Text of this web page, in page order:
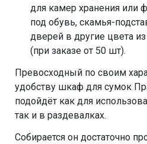
для камер хранения или
под обувь, скамья-
дверей в другие цвета
(при заказе от 50 шт).
Превосходный по своим
удобству шкаф для сумок
подойдёт как для
так и в раздевалках.
Собирается он достаточно